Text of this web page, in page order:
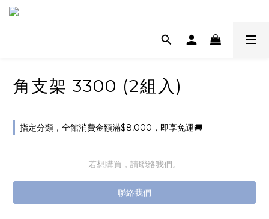
角支架 3300 (2組入)
指定分類，全館消費金額滿$8,000，即享免運🚚
若想購買，請聯絡我們。
聯絡我們